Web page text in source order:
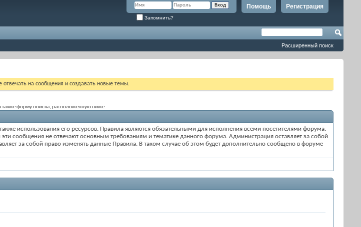
Регистрация
Помощь
Запомнить?
Расширенный поиск
отвечать на сообщения и создавать новые темы.
также форму поиска, расположенную ниже.
использования его ресурсов. Правила являются обязательными для исполнения всеми посетителями форума.
сообщения не отвечают основным требованиям и тематике данного форума. Администрация оставляет за собой
за собой право изменять данные Правила. В таком случае об этом будет дополнительно сообщено в форуме